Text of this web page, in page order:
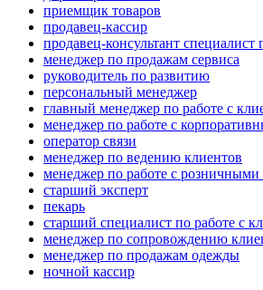
приемщик товаров
продавец-кассир
продавец-консультант специалист
менеджер по продажам сервиса
руководитель по развитию
персональный менеджер
главный менеджер по работе с
менеджер по работе с
оператор связи
менеджер по ведению клиентов
менеджер по работе с розничными
старший эксперт
пекарь
старший специалист по работе с
менеджер по сопровождению
менеджер по продажам одежды
ночной кассир